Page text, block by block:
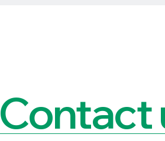
Contact